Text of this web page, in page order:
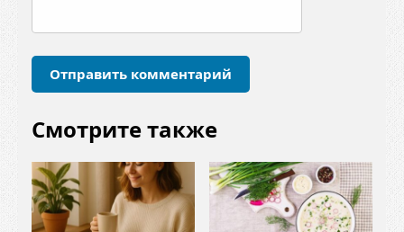
р
и
Смотрите также